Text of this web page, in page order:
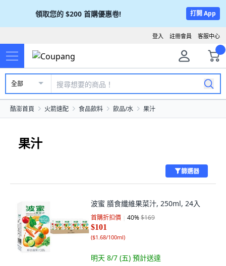
領取您的 $200 首購優惠卷! 打開 App
客服中心
註冊會員
登入
全部
酷澎首頁 火箭速配 食品飲料 飲品/水 果汁
果汁
篩選器
波蜜 膳食纖維果菜汁, 250ml, 24入
首購折扣價 40%$169
$101
($1.68/100ml)
明天 8/7 (五) 預計送達